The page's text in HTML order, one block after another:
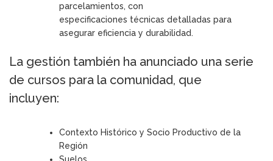
parcelamientos, con
especificaciones técnicas detalladas para
asegurar eficiencia y durabilidad.
La gestión también ha anunciado una serie
de cursos para la comunidad, que
incluyen:
Contexto Histórico y Socio Productivo de la
Región